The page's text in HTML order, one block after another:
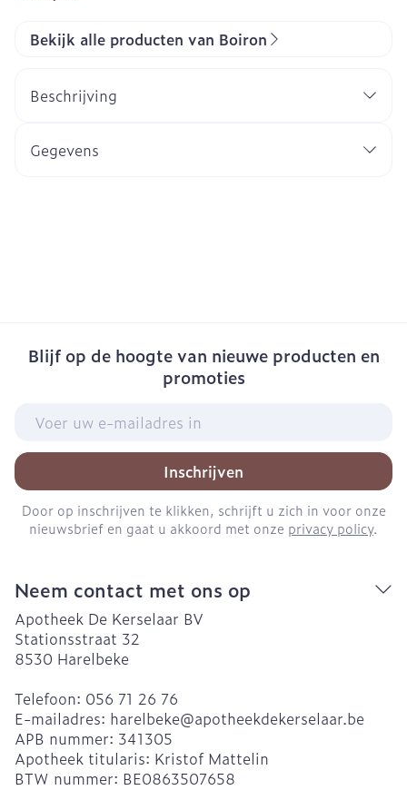
Bekijk alle producten van Boiron
Beschrijving
Gegevens
Blijf op de hoogte van nieuwe producten en
promoties
Inschrijven
Door op inschrijven te klikken, schrijft u zich in voor onze
nieuwsbrief en gaat u akkoord met onze privacy policy.
Neem contact met ons op
Apotheek De Kerselaar BV
Stationsstraat 32
8530 Harelbeke
Telefoon: 056 71 26 76
E-mailadres: harelbeke@apotheekdekerselaar.be
APB nummer: 341305
Apotheek titularis: Kristof Mattelin
BTW nummer: BE0863507658